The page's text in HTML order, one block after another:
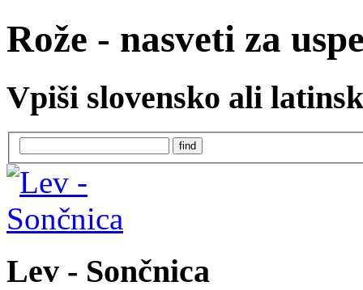
Rože - nasveti za
Vpiši slovensko ali
Lev - Sončnica